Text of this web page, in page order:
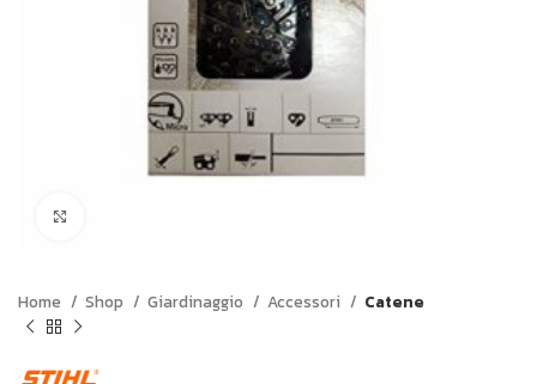
Home Shop Giardinaggio Accessori Catene